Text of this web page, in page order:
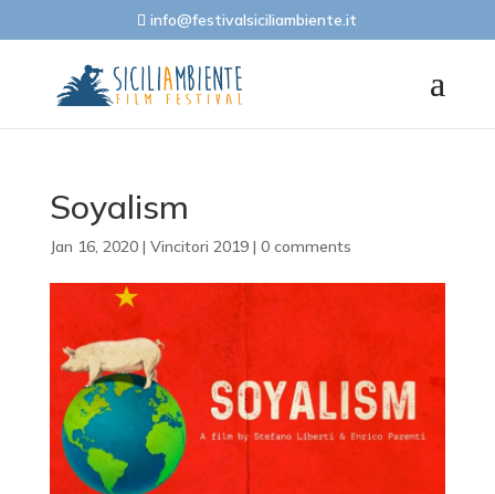
info@festivalsiciliambiente.it
Soyalism
Jan 16, 2020| Vincitori 2019| 0 comments